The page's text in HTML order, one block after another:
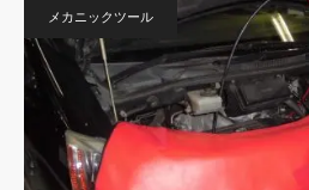
メカニックツール